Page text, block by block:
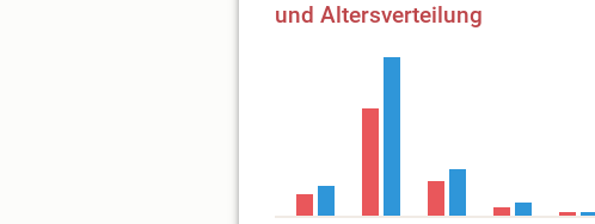
und Altersverteilung